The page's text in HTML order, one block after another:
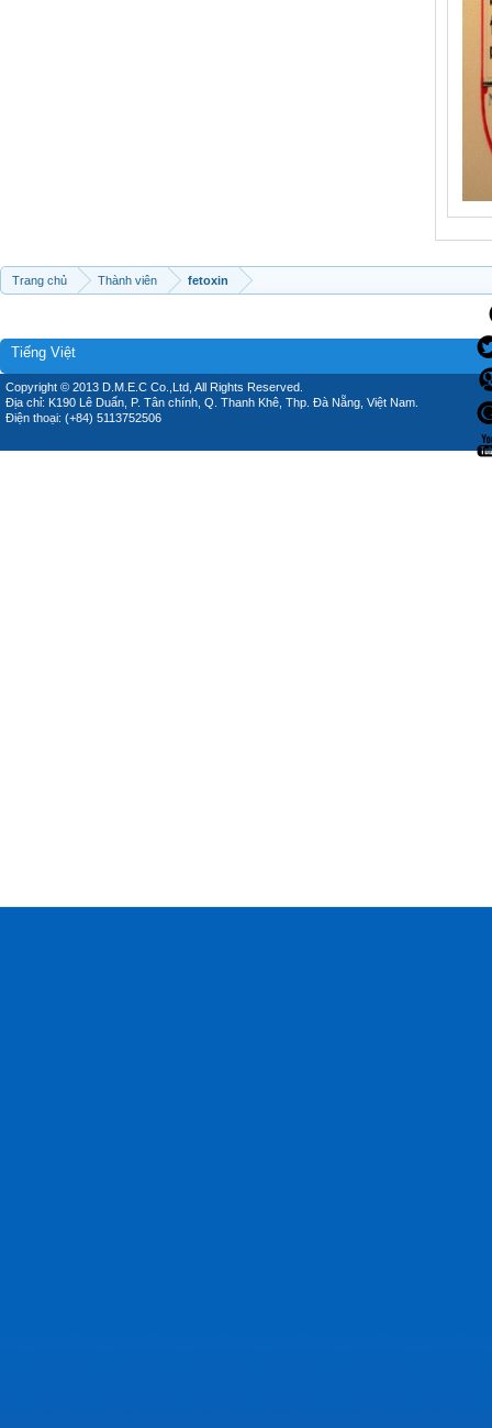
Trang chủ Thành viên fetoxin
Tiếng Việt
Copyright © 2013 D.M.E.C Co.,Ltd, All Rights Reserved.
Địa chỉ: K190 Lê Duẩn, P. Tân chính, Q. Thanh Khê, Thp. Đà Nẵng, Việt Nam.
Điện thoại: (+84) 5113752506